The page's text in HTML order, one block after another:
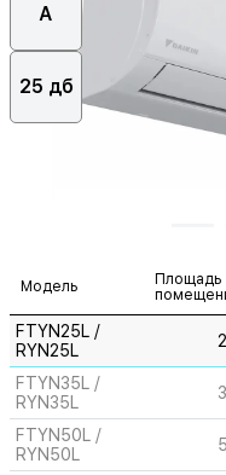
А
25 дб
Модель
Площадь
FTYN25L /
RYN25L
FTYN35L /
RYN35L
FTYN50L /
RYN50L